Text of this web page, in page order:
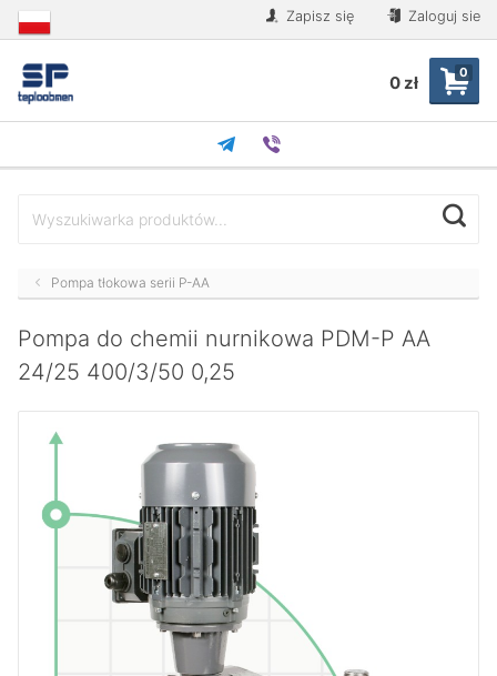
Zapisz się Zaloguj sie
0
0 zł
Pompa tłokowa serii P-AA
Pompa do chemii nurnikowa PDM-P AA
24/25 400/3/50 0,25